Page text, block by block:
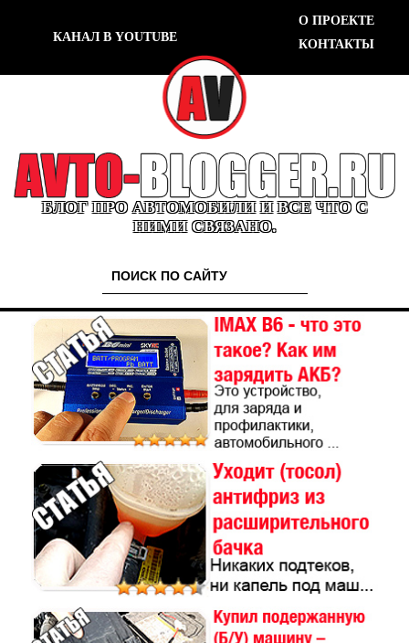
КАНАЛ В YOUTUBE
О ПРОЕКТЕ
КОНТАКТЫ
БЛОГ ПРО АВТОМОБИЛИ И ВСЕ ЧТО С
НИМИ СВЯЗАНО.